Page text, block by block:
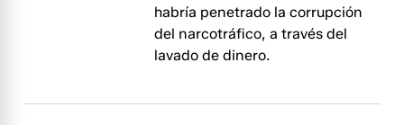
habría penetrado la corrupción
del narcotráfico, a través del
lavado de dinero.